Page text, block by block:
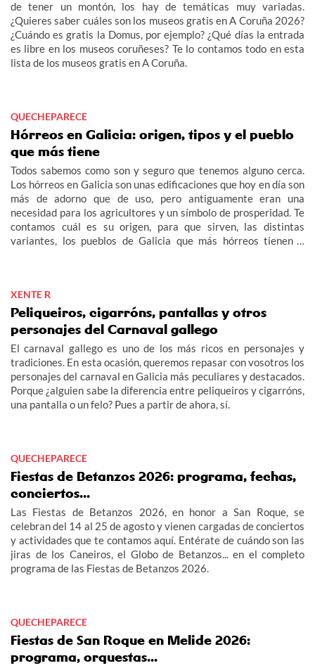
de tener un montón, los hay de temáticas muy variadas.
¿Quieres saber cuáles son los museos gratis en A Coruña 2026?
¿Cuándo es gratis la Domus, por ejemplo? ¿Qué días la entrada
es libre en los museos coruñeses? Te lo contamos todo en esta
lista de los museos gratis en A Coruña.
QUECHEPARECE
Hórreos en Galicia: origen, tipos y el pueblo
que más tiene
Todos sabemos como son y seguro que tenemos alguno cerca.
Los hórreos en Galicia son unas edificaciones que hoy en día son
más de adorno que de uso, pero antiguamente eran una
necesidad para los agricultores y un símbolo de prosperidad. Te
contamos cuál es su origen, para que sirven, las distintas
variantes, los pueblos de Galicia que más hórreos tienen y
XENTE R
Peliqueiros, cigarróns, pantallas y otros
personajes del Carnaval gallego
El carnaval gallego es uno de los más ricos en personajes y
tradiciones. En esta ocasión, queremos repasar con vosotros los
personajes del carnaval en Galicia más peculiares y destacados.
Porque ¿alguien sabe la diferencia entre peliqueiros y cigarróns,
una pantalla o un felo? Pues a partir de ahora, sí.
QUECHEPARECE
Fiestas de Betanzos 2026: programa, fechas,
conciertos...
Las Fiestas de Betanzos 2026, en honor a San Roque, se
celebran del 14 al 25 de agosto y vienen cargadas de conciertos
y actividades que te contamos aquí. Entérate de cuándo son las
jiras de los Caneiros, el Globo de Betanzos... en el completo
programa de las Fiestas de Betanzos 2026.
QUECHEPARECE
Fiestas de San Roque en Melide 2026:
programa, orquestas...